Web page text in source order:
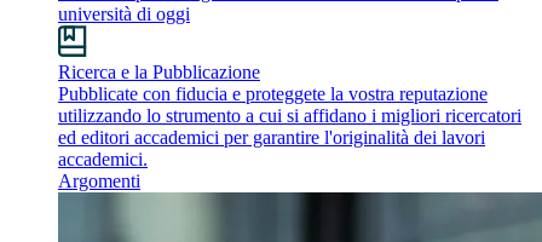
università di oggi
Ricerca e la Pubblicazione
Pubblicate con fiducia e proteggete la vostra reputazione
utilizzando lo strumento a cui si affidano i migliori ricercatori
ed editori accademici per garantire l'originalità dei lavori
accademici.
Argomenti